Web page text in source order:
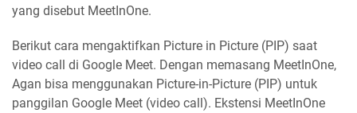
yang disebut MeetInOne.
Berikut cara mengaktifkan Picture in Picture (PIP) saat
video call di Google Meet. Dengan memasang MeetInOne,
Agan bisa menggunakan Picture-in-Picture (PIP) untuk
panggilan Google Meet (video call). Ekstensi MeetInOne